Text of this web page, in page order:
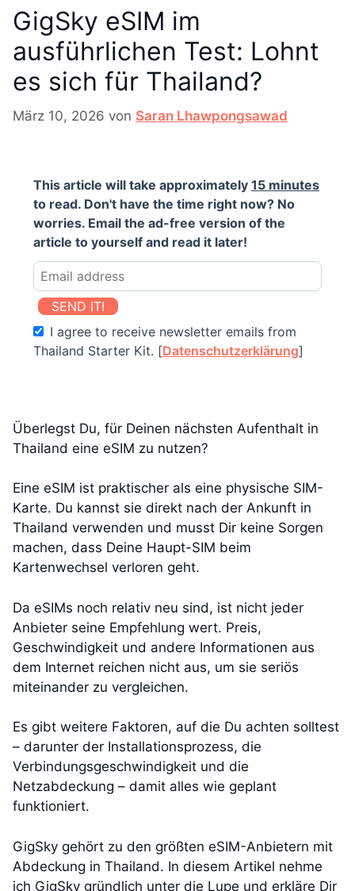
GigSky eSIM im
ausführlichen Test: Lohnt
es sich für Thailand?
März 10, 2026 von Saran Lhawpongsawad
This article will take approximately 15 minutes
to read. Don't have the time right now? No
worries. Email the ad-free version of the
article to yourself and read it later!
SEND IT!
I agree to receive newsletter emails from
Thailand Starter Kit. [Datenschutzerklärung]
Überlegst Du, für Deinen nächsten Aufenthalt in
Thailand eine eSIM zu nutzen?
Eine eSIM ist praktischer als eine physische SIM-
Karte. Du kannst sie direkt nach der Ankunft in
Thailand verwenden und musst Dir keine Sorgen
machen, dass Deine Haupt-SIM beim
Kartenwechsel verloren geht.
Da eSIMs noch relativ neu sind, ist nicht jeder
Anbieter seine Empfehlung wert. Preis,
Geschwindigkeit und andere Informationen aus
dem Internet reichen nicht aus, um sie seriös
miteinander zu vergleichen.
Es gibt weitere Faktoren, auf die Du achten solltest
– darunter der Installationsprozess, die
Verbindungsgeschwindigkeit und die
Netzabdeckung – damit alles wie geplant
funktioniert.
GigSky gehört zu den größten eSIM-Anbietern mit
Abdeckung in Thailand. In diesem Artikel nehme
ich GigSky gründlich unter die Lupe und erkläre Dir